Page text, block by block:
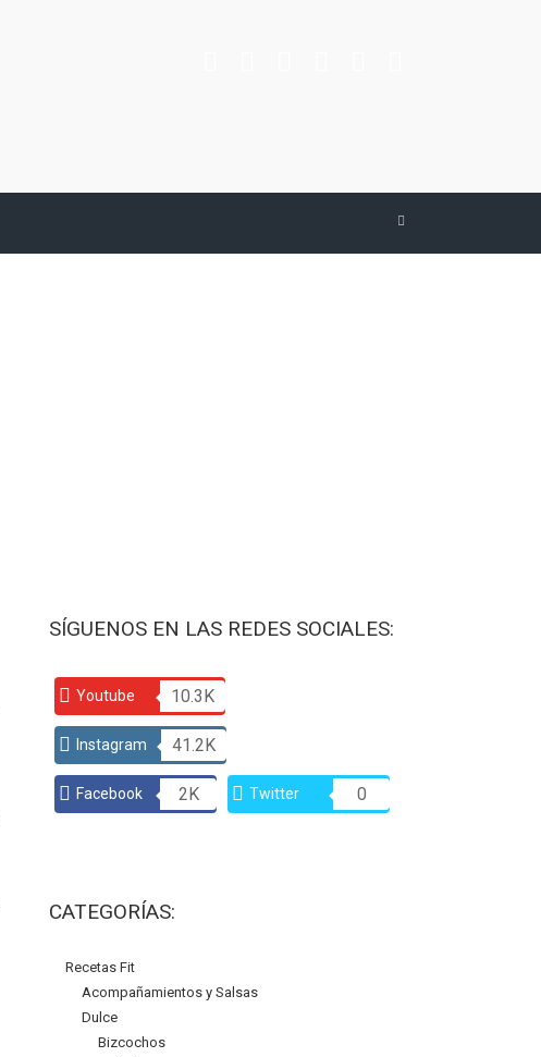
SÍGUENOS EN LAS REDES SOCIALES:
Youtube 10.3K
Instagram 41.2K
Facebook 2K Twitter 0
CATEGORÍAS:
Recetas Fit
Acompañamientos y Salsas
Dulce
Bizcochos